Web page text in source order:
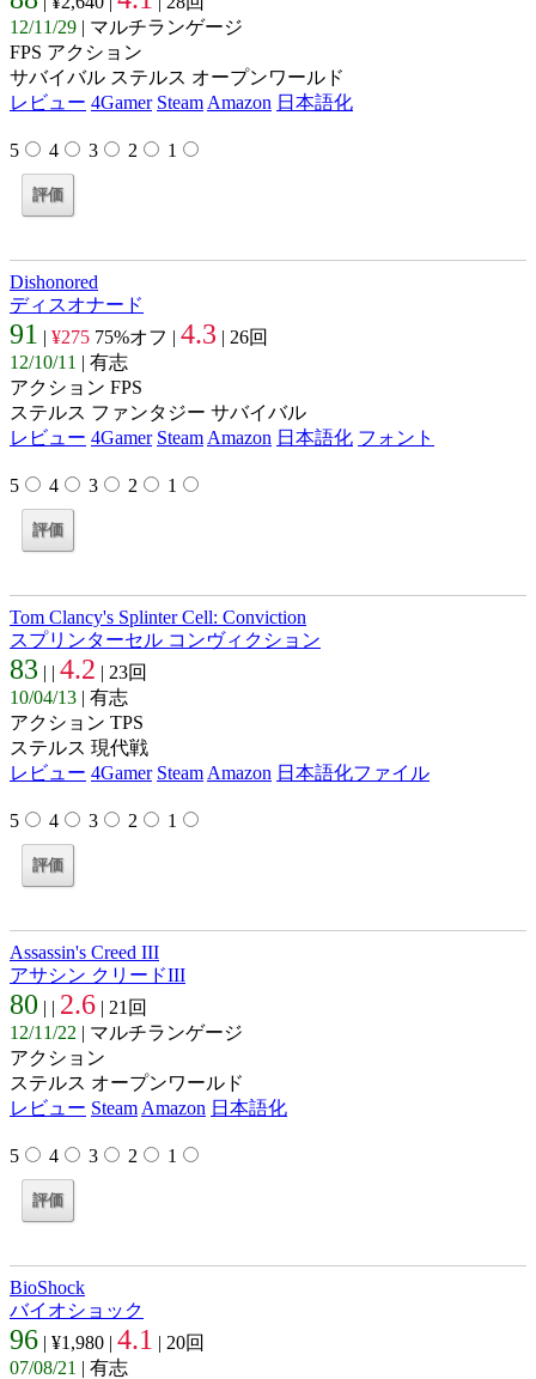
12/11/29 | マルチランゲージ
FPS アクション
サバイバル ステルス オープンワールド
レビュー 4Gamer Steam Amazon 日本語化
5 4 3 2 1
Dishonored
ディスオナード
91 | ¥275 75%オフ | 4.3 | 26回
12/10/11 | 有志
アクション FPS
ステルス ファンタジー サバイバル
レビュー 4Gamer Steam Amazon 日本語化 フォント
5 4 3 2 1
Tom Clancy's Splinter Cell: Conviction
スプリンターセル コンヴィクション
83 | | 4.2 | 23回
10/04/13 | 有志
アクション TPS
ステルス 現代戦
レビュー 4Gamer Steam Amazon 日本語化ファイル
5 4 3 2 1
Assassin's Creed III
アサシン クリードIII
80 | | 2.6 | 21回
12/11/22 | マルチランゲージ
アクション
ステルス オープンワールド
レビュー Steam Amazon 日本語化
5 4 3 2 1
BioShock
バイオショック
96 | ¥1,980 | 4.1 | 20回
07/08/21 | 有志